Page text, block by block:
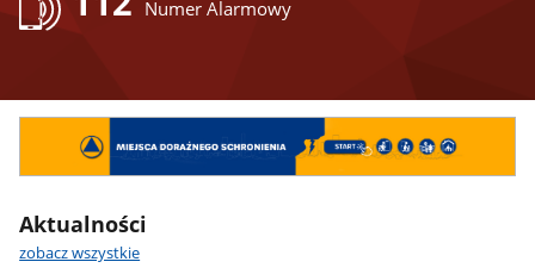
Numer Alarmowy
doraźnego
schronienia
Aktualności
zobacz wszystkie